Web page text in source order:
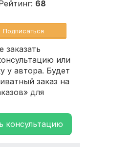
68
Подписаться
заказать
или
у автора. Будет
заказ на
для
консультацию